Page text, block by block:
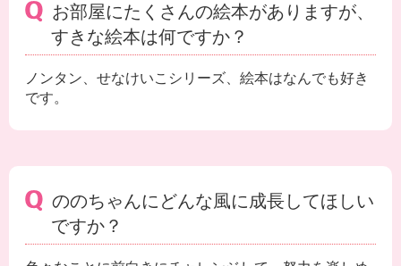
お部屋にたくさんの絵本がありますが、
すきな絵本は何ですか？
ノンタン、せなけいこシリーズ、絵本はなんでも好き
です。
ののちゃんにどんな風に成長してほしい
ですか？